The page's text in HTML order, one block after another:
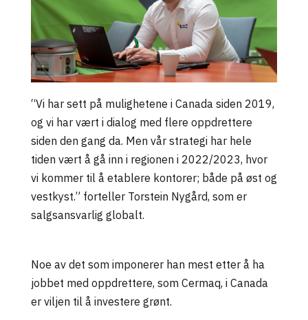
“Vi har sett på mulighetene i Canada siden 2019,
og vi har vært i dialog med flere oppdrettere
siden den gang da. Men vår strategi har hele
tiden vært å gå inn i regionen i 2022/2023, hvor
vi kommer til å etablere kontorer; både på øst og
vestkyst.” forteller Torstein Nygård, som er
salgsansvarlig globalt.
Noe av det som imponerer han mest etter å ha
jobbet med oppdrettere, som Cermaq, i Canada
er viljen til å investere grønt.